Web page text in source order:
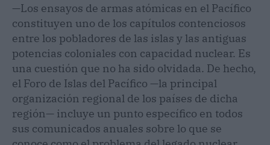
—Los ensayos de armas atómicas en el Pacífico
constituyen uno de los capítulos contenciosos
entre los pobladores de las islas y las antiguas
potencias coloniales con capacidad nuclear. Es
una cuestión que no ha sido olvidada. De hecho,
el Foro de Islas del Pacífico —la principal
organización regional de los países de dicha
región— incluye un punto específico en todos
sus comunicados anuales sobre lo que se